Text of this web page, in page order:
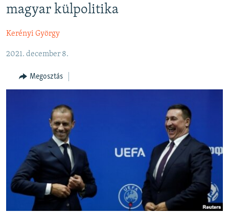
tartalomjegyzékre
keresésre
NER15
SZABADON
TÁRSADALOM
A PÉNZ NYOMÁBAN
EURÓPAI UNIÓ
VILÁG
KLÍMAVÁLTOZÁS
A MÚLT TANULSÁGAI
magyar külpolitika
Kerényi György
2021. december 8.
Megosztás